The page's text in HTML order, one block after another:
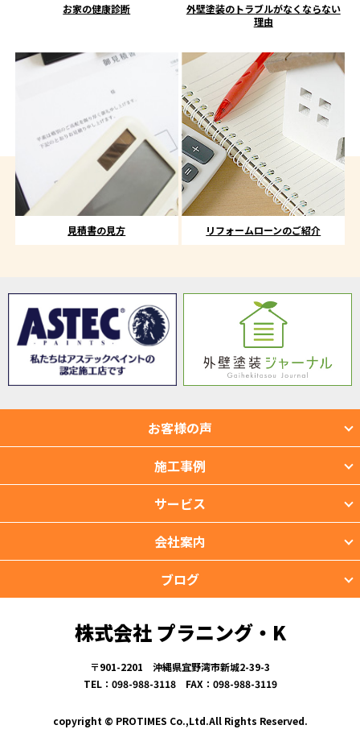
お家の健康診断
外壁塗装のトラブルがなくならない
理由
見積書の見方 リフォームローンのご紹介
お客様の声
施工事例
サービス
会社案内
ブログ
株式会社 プラニング・K
〒901-2201 沖縄県宜野湾市新城2-39-3
TEL：098-988-3118 FAX：098-988-3119
copyright © PROTIMES Co.,Ltd.All Rights Reserved.